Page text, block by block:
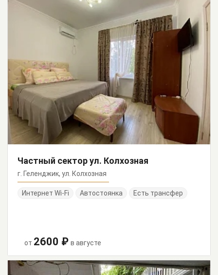
Частный сектор ул. Колхозная
г. Геленджик, ул. Колхозная
Интернет Wi-Fi Автостоянка Есть трансфер
от 2600 ₽ в августе